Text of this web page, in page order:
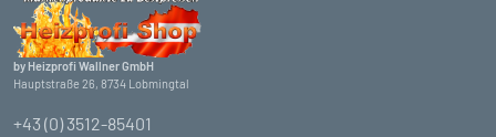
by Heizprofi Wallner GmbH
Hauptstraße 26, 8734 Lobmingtal
+43 (0) 3512-85401